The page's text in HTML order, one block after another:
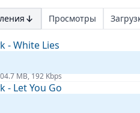
Просмотры
- White Lies
04.7 MB, 192 Kbps
- Let You Go